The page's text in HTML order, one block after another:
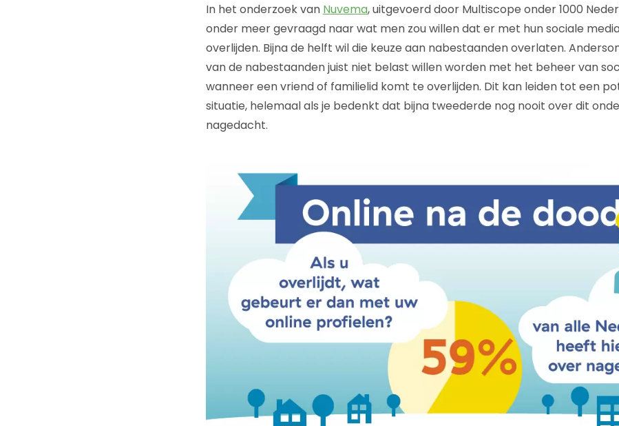
In het onderzoek van Nuvema, uitgevoerd door Multiscope onder 1000
onder meer gevraagd naar wat men zou willen dat er met hun sociale
overlijden. Bijna de helft wil die keuze aan nabestaanden overlaten.
van de nabestaanden juist niet belast willen worden met het beheer van
wanneer een vriend of familielid komt te overlijden. Dit kan leiden tot een
situatie, helemaal als je bedenkt dat bijna tweederde nog nooit over dit
nagedacht.